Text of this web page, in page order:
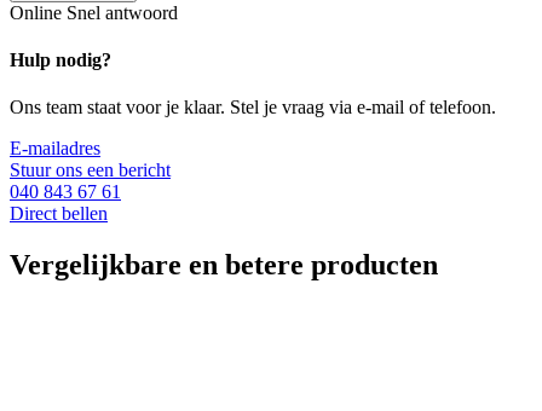
Online Snel antwoord
Hulp nodig?
Ons team staat voor je klaar. Stel je vraag via e-mail of telefoon.
E-mailadres
Stuur ons een bericht
040 843 67 61
Direct bellen
Vergelijkbare en betere producten